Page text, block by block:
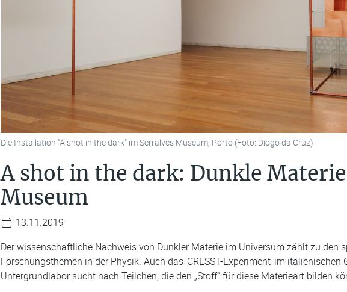
Die Installation "A shot in the dark" im Serralves Museum, Porto (Foto: Diogo da Cruz)
A shot in the dark: Dunkle
Museum
13.11.2019
Der wissenschaftliche Nachweis von Dunkler Materie im Universum zählt zu den
Forschungsthemen in der Physik. Auch das CRESST-Experiment im italienischen
Untergrundlabor sucht nach Teilchen, die den „Stoff“ für diese Materieart bilden